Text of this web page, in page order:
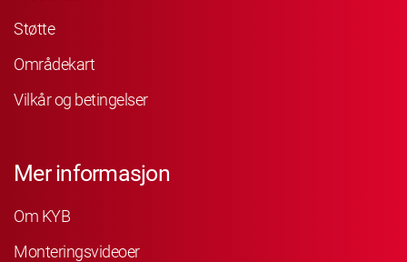
Støtte
Områdekart
Vilkår og betingelser
Mer informasjon
Om KYB
Monteringsvideoer